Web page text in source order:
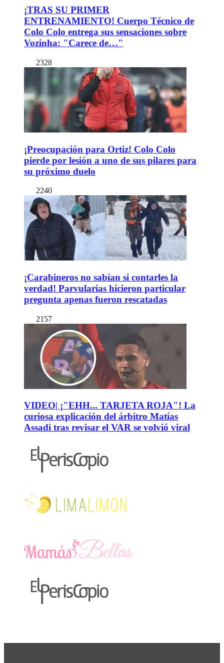
¡TRAS SU PRIMER
ENTRENAMIENTO! Cuerpo Técnico de
Colo Colo entrega sus sensaciones sobre
Vozinha: "Carece de…"
2328
¡Preocupación para Ortiz! Colo Colo
pierde por lesión a uno de sus pilares para
su próximo duelo
2240
¡Carabineros no sabían si contarles la
verdad! Parvularias hicieron particular
pregunta apenas fueron rescatadas
2157
VIDEO| ¡"EHH... TARJETA ROJA"! La
curiosa explicación del árbitro Matías
Assadi tras revisar el VAR se volvió viral